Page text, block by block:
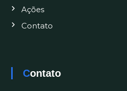
Ações
Contato
Contato